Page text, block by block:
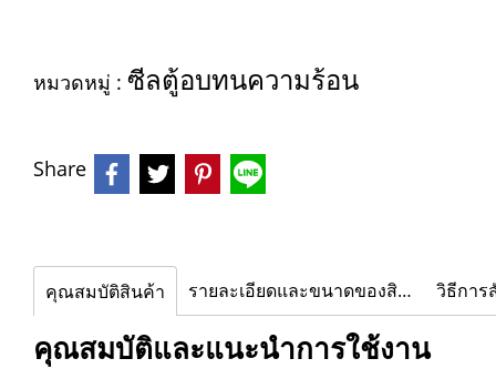
หมวดหมู่ : ซีลตู้อบทนความร้อน
Share
คุณสมบัติสินค้า รายละเอียดและขนาดของสินค้า วิธีการ
คุณสมบัติและแนะนำการใช้งาน